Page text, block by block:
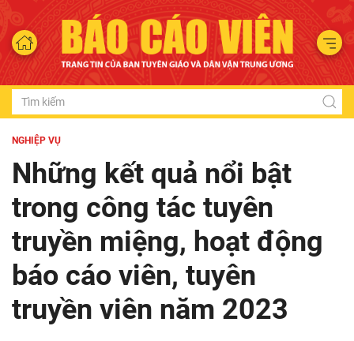
NGHIỆP VỤ
Những kết quả nổi bật
trong công tác tuyên
truyền miệng, hoạt động
báo cáo viên, tuyên
truyền viên năm 2023